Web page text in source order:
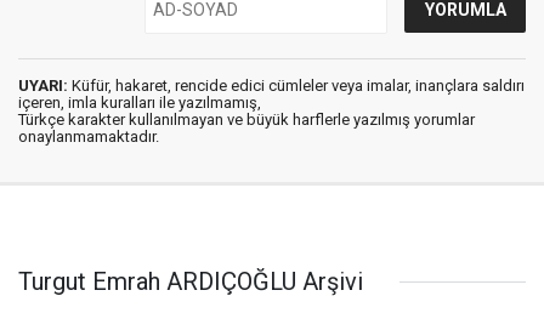
UYARI: Küfür, hakaret, rencide edici cümleler veya imalar, inançlara saldırı
içeren, imla kuralları ile yazılmamış,
Türkçe karakter kullanılmayan ve büyük harflerle yazılmış yorumlar
onaylanmamaktadır.
Turgut Emrah ARDIÇOĞLU Arşivi